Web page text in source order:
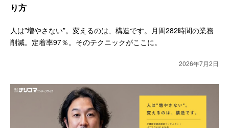
り方
人は”増やさない”。変えるのは、構造です。月間282時間の業務
削減。定着率97％。そのテクニックがここに。
2026年7月2日